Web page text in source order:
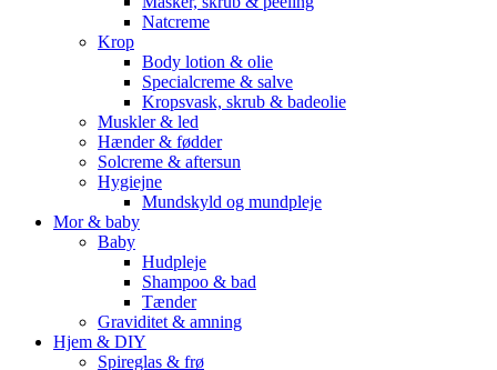
Natcreme
Krop
Body lotion & olie
Specialcreme & salve
Kropsvask, skrub & badeolie
Muskler & led
Hænder & fødder
Solcreme & aftersun
Hygiejne
Mundskyld og mundpleje
Mor & baby
Baby
Hudpleje
Shampoo & bad
Tænder
Graviditet & amning
Hjem & DIY
Spireglas & frø